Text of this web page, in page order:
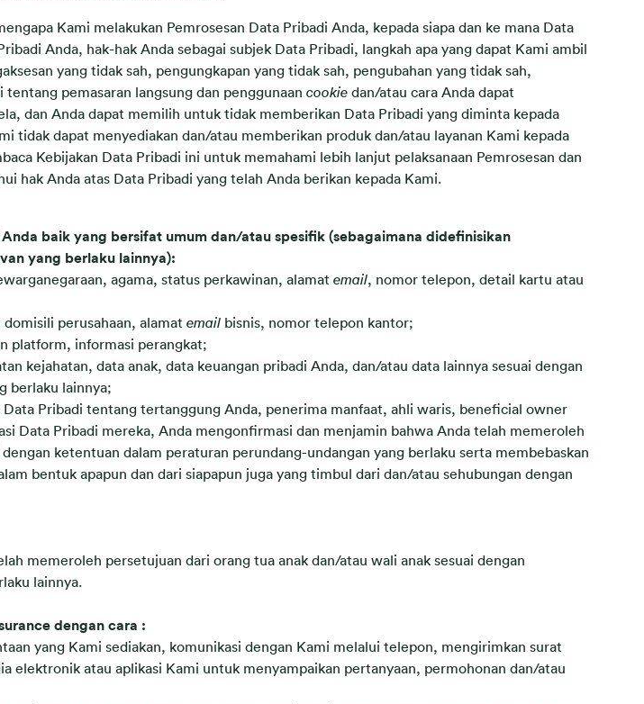
Kami melakukan Pemrosesan Data Pribadi Anda, kepada siapa dan ke mana Data
Anda, hak-hak Anda sebagai subjek Data Pribadi, langkah apa yang dapat Kami ambil
yang tidak sah, pengungkapan yang tidak sah, pengubahan yang tidak sah,
pemasaran langsung dan penggunaan cookie dan/atau cara Anda dapat
dan Anda dapat memilih untuk tidak memberikan Data Pribadi yang diminta kepada
tidak dapat menyediakan dan/atau memberikan produk dan/atau layanan Kami kepada
Kebijakan Data Pribadi ini untuk memahami lebih lanjut pelaksanaan Pemrosesan dan
hak Anda atas Data Pribadi yang telah Anda berikan kepada Kami.
baik yang bersifat umum dan/atau spesifik (sebagaimana didefinisikan
yang berlaku lainnya):
agama, status perkawinan, alamat email, nomor telepon, detail kartu atau
perusahaan, alamat email bisnis, nomor telepon kantor;
platform, informasi perangkat;
kejahatan, data anak, data keuangan pribadi Anda, dan/atau data lainnya sesuai dengan
berlaku lainnya;
Pribadi tentang tertanggung Anda, penerima manfaat, ahli waris, beneficial owner
Data Pribadi mereka, Anda mengonfirmasi dan menjamin bahwa Anda telah memeroleh
ketentuan dalam peraturan perundang-undangan yang berlaku serta membebaskan
bentuk apapun dan dari siapapun juga yang timbul dari dan/atau sehubungan dengan
memeroleh persetujuan dari orang tua anak dan/atau wali anak sesuai dengan
lainnya.
dengan cara :
yang Kami sediakan, komunikasi dengan Kami melalui telepon, mengirimkan surat
elektronik atau aplikasi Kami untuk menyampaikan pertanyaan, permohonan dan/atau